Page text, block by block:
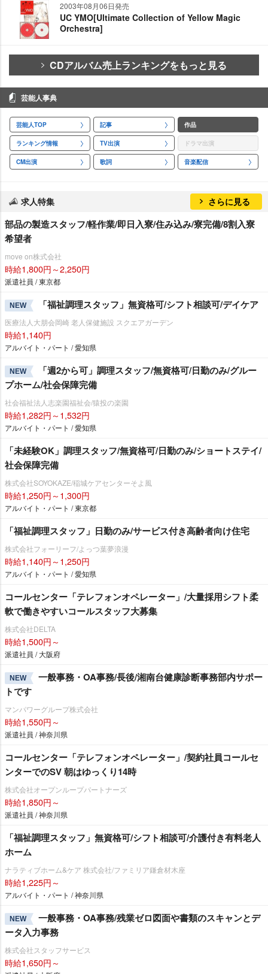
2003年08月06日発売
UC YMO[Ultimate Collection of Yellow Magic
Orchestra]
CDアルバム売上ランキングをもっと見る
芸能人事典
芸能人TOP 記事 作品
ランキング情報 TV出演 ドラマ出演
CM出演 歌詞 音楽配信
求人特集 さらに見る
部品の製造スタッフ/軽作業/即日入寮/住み込み/寮完備/8割入寮
希望者
move on株式会社
時給1,800円～2,250円
派遣社員 / 東京都
NEW 「福祉調理スタッフ」無資格可/シフト相談可/デイケア
医療法人大朋会岡崎 老人保健施設 スクエアガーデン
時給1,140円
アルバイト・パート / 愛知県
NEW
「週2から可」調理スタッフ/無資格可/日勤のみ/グルー
プホーム/社会保障完備
社会福祉法人志楽園福祉会/猿投の楽園
時給1,282円～1,532円
アルバイト・パート / 愛知県
「未経験OK」調理スタッフ/無資格可/日勤のみ/ショートステイ/
社会保障完備
株式会社SOYOKAZE/稲城ケアセンターそよ風
時給1,250円～1,300円
アルバイト・パート / 東京都
「福祉調理スタッフ」日勤のみ/サービス付き高齢者向け住宅
株式会社フォーリーフ/よっつ葉夢浪漫
時給1,140円～1,250円
アルバイト・パート / 愛知県
コールセンター「テレフォンオペレーター」/大量採用シフト柔
軟で働きやすいコールスタッフ大募集
株式会社DELTA
時給1,500円～
派遣社員 / 大阪府
NEW
一般事務・OA事務/長後/湘南台健康診断事務部内サポー
トです
マンパワーグループ株式会社
時給1,550円～
派遣社員 / 神奈川県
コールセンター「テレフォンオペレーター」/契約社員コールセ
ンターでのSV 朝はゆっくり14時
株式会社オープンループパートナーズ
時給1,850円～
派遣社員 / 神奈川県
「福祉調理スタッフ」無資格可/シフト相談可/介護付き有料老人
ホーム
ナラティブホーム&ケア 株式会社/ファミリア鎌倉材木座
時給1,225円～
アルバイト・パート / 神奈川県
NEW
一般事務・OA事務/残業ゼロ図面や書類のスキャンとデ
ータ入力事務
株式会社スタッフサービス
時給1,650円～